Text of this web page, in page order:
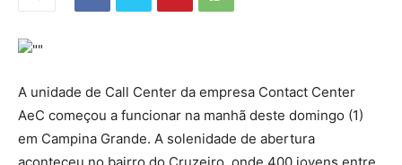
A unidade de Call Center da empresa Contact Center
AeC começou a funcionar na manhã deste domingo (1)
em Campina Grande. A solenidade de abertura